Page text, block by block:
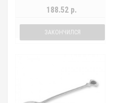
188.52 р.
ЗАКОНЧИЛСЯ